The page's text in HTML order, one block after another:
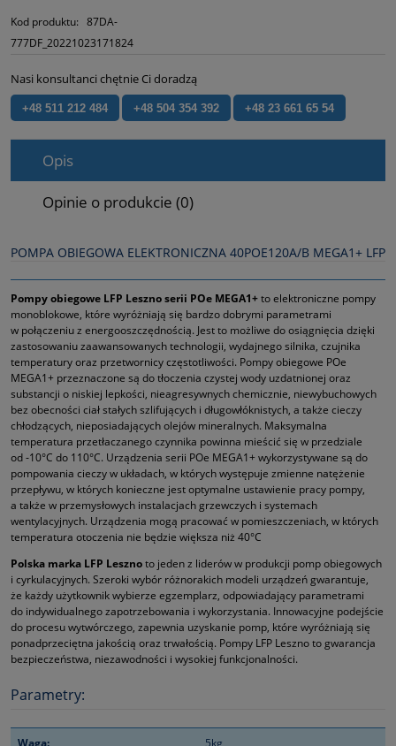
Kod produktu: 87DA-
777DF_20221023171824
Nasi konsultanci chętnie Ci doradzą
+48 511 212 484 +48 504 354 392 +48 23 661 65 54
Opis
Opinie o produkcie (0)
POMPA OBIEGOWA ELEKTRONICZNA 40POE120A/B MEGA1+ LFP
Pompy obiegowe LFP Leszno serii POe MEGA1+to elektroniczne pompy
monoblokowe, które wyróżniają się bardzo dobrymi parametrami
w połączeniu z energooszczędnością. Jest to możliwe do osiągnięcia dzięki
zastosowaniu zaawansowanych technologii, wydajnego silnika, czujnika
temperatury oraz przetwornicy częstotliwości. Pompy obiegowe POe
MEGA1+ przeznaczone są do tłoczenia czystej wody uzdatnionej oraz
substancji o niskiej lepkości, nieagresywnych chemicznie, niewybuchowych
bez obecności ciał stałych szlifujących i długowłóknistych, a także cieczy
chłodzących, nieposiadających olejów mineralnych. Maksymalna
temperatura przetłaczanego czynnika powinna mieścić się w przedziale
od ‑10°C do 110°C. Urządzenia serii POe MEGA1+ wykorzystywane są do
pompowania cieczy w układach, w których występuje zmienne natężenie
przepływu, w których konieczne jest optymalne ustawienie pracy pompy,
a także w przemysłowych instalacjach grzewczych i systemach
wentylacyjnych. Urządzenia mogą pracować w pomieszczeniach, w których
temperatura otoczenia nie będzie większa niż 40°C
Polska marka LFP Lesznoto jeden z liderów w produkcji pomp obiegowych
i cyrkulacyjnych. Szeroki wybór różnorakich modeli urządzeń gwarantuje,
że każdy użytkownik wybierze egzemplarz, odpowiadający parametrami
do indywidualnego zapotrzebowania i wykorzystania. Innowacyjne podejście
do procesu wytwórczego, zapewnia uzyskanie pomp, które wyróżniają się
ponadprzeciętna jakością oraz trwałością. Pompy LFP Leszno to gwarancja
bezpieczeństwa, niezawodności i wysokiej funkcjonalności.
Parametry: